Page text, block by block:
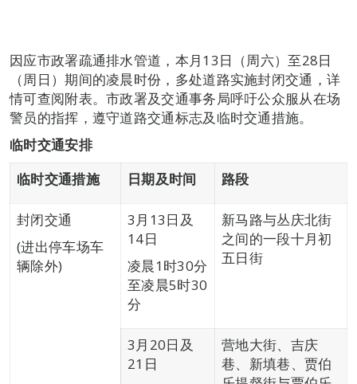
因应市政署疏通排水管道，本月13日（周六）至28日
（周日）期间的凌晨时份，多处道路实施封闭交通，详
情可查阅附表。市政署及交通事务局呼吁公众服从在场
警员的指挥，遵守道路交通标志及临时交通措施。
临时交通安排
临时交通措施
日期及时间 路段
封闭交通
(进出停车场车
辆除外)
3月13日及
14日
凌晨1时30分
至凌晨5时30
分
新马路与丛庆北街
之间的一段十月初
五日街
3月20日及
21日
营地大街、吉庆
巷、新填巷、贾伯